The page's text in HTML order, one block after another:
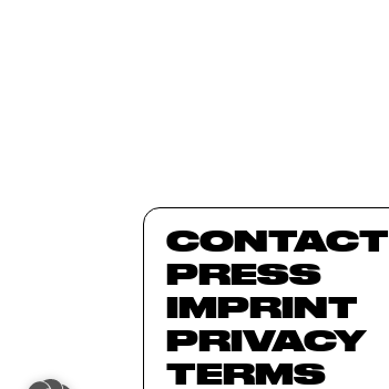
CONTACT
PRESS
IMPRINT
PRIVACY
TERMS